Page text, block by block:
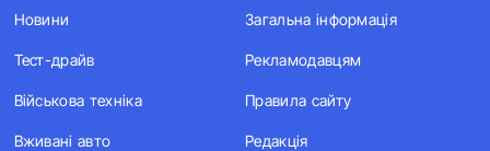
Новини
Тест-драйв
Військова техніка
Вживані авто
Загальна інформація
Рекламодавцям
Правила сайту
Редакція